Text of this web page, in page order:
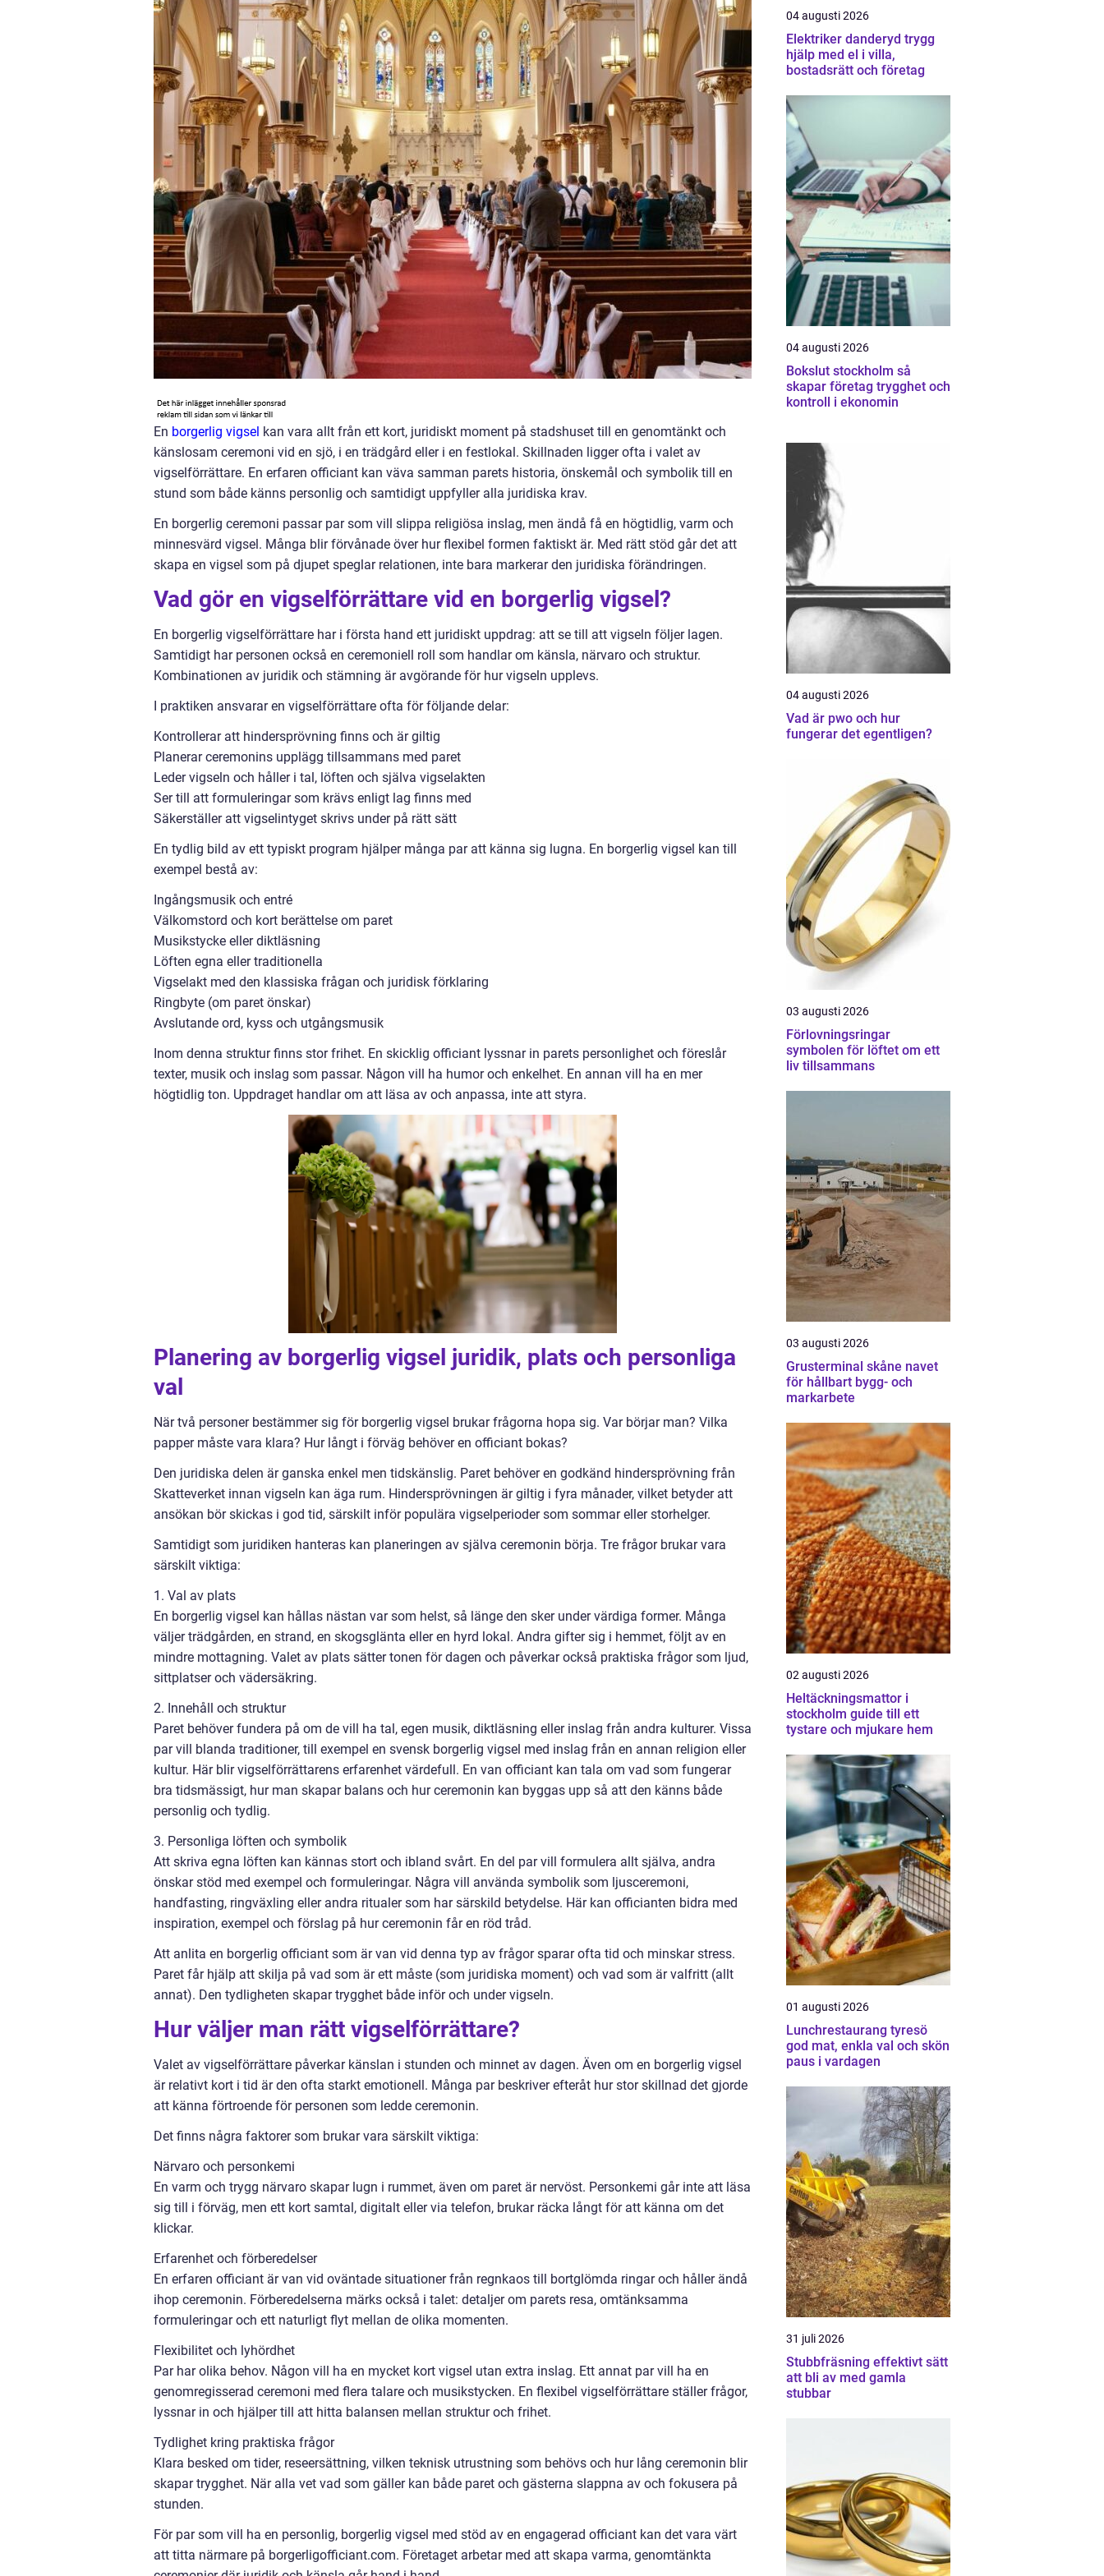
En borgerlig vigsel kan vara allt från ett kort, juridiskt moment på stadshuset till en genomtänkt och
känslosam ceremoni vid en sjö, i en trädgård eller i en festlokal. Skillnaden ligger ofta i valet av
vigselförrättare. En erfaren officiant kan väva samman parets historia, önskemål och symbolik till en
stund som både känns personlig och samtidigt uppfyller alla juridiska krav.
En borgerlig ceremoni passar par som vill slippa religiösa inslag, men ändå få en högtidlig, varm och
minnesvärd vigsel. Många blir förvånade över hur flexibel formen faktiskt är. Med rätt stöd går det att
skapa en vigsel som på djupet speglar relationen, inte bara markerar den juridiska förändringen.
Vad gör en vigselförrättare vid en borgerlig vigsel?
En borgerlig vigselförrättare har i första hand ett juridiskt uppdrag: att se till att vigseln följer lagen.
Samtidigt har personen också en ceremoniell roll som handlar om känsla, närvaro och struktur.
Kombinationen av juridik och stämning är avgörande för hur vigseln upplevs.
I praktiken ansvarar en vigselförrättare ofta för följande delar:
Kontrollerar att hindersprövning finns och är giltig
Planerar ceremonins upplägg tillsammans med paret
Leder vigseln och håller i tal, löften och själva vigselakten
Ser till att formuleringar som krävs enligt lag finns med
Säkerställer att vigselintyget skrivs under på rätt sätt
En tydlig bild av ett typiskt program hjälper många par att känna sig lugna. En borgerlig vigsel kan till
exempel bestå av:
Ingångsmusik och entré
Välkomstord och kort berättelse om paret
Musikstycke eller diktläsning
Löften egna eller traditionella
Vigselakt med den klassiska frågan och juridisk förklaring
Ringbyte (om paret önskar)
Avslutande ord, kyss och utgångsmusik
Inom denna struktur finns stor frihet. En skicklig officiant lyssnar in parets personlighet och föreslår
texter, musik och inslag som passar. Någon vill ha humor och enkelhet. En annan vill ha en mer
högtidlig ton. Uppdraget handlar om att läsa av och anpassa, inte att styra.
Planering av borgerlig vigsel juridik, plats och personliga
val
När två personer bestämmer sig för borgerlig vigsel brukar frågorna hopa sig. Var börjar man? Vilka
papper måste vara klara? Hur långt i förväg behöver en officiant bokas?
Den juridiska delen är ganska enkel men tidskänslig. Paret behöver en godkänd hindersprövning från
Skatteverket innan vigseln kan äga rum. Hindersprövningen är giltig i fyra månader, vilket betyder att
ansökan bör skickas i god tid, särskilt inför populära vigselperioder som sommar eller storhelger.
Samtidigt som juridiken hanteras kan planeringen av själva ceremonin börja. Tre frågor brukar vara
särskilt viktiga:
1. Val av plats
En borgerlig vigsel kan hållas nästan var som helst, så länge den sker under värdiga former. Många
väljer trädgården, en strand, en skogsglänta eller en hyrd lokal. Andra gifter sig i hemmet, följt av en
mindre mottagning. Valet av plats sätter tonen för dagen och påverkar också praktiska frågor som ljud,
sittplatser och vädersäkring.
2. Innehåll och struktur
Paret behöver fundera på om de vill ha tal, egen musik, diktläsning eller inslag från andra kulturer. Vissa
par vill blanda traditioner, till exempel en svensk borgerlig vigsel med inslag från en annan religion eller
kultur. Här blir vigselförrättarens erfarenhet värdefull. En van officiant kan tala om vad som fungerar
bra tidsmässigt, hur man skapar balans och hur ceremonin kan byggas upp så att den känns både
personlig och tydlig.
3. Personliga löften och symbolik
Att skriva egna löften kan kännas stort och ibland svårt. En del par vill formulera allt själva, andra
önskar stöd med exempel och formuleringar. Några vill använda symbolik som ljusceremoni,
handfasting, ringväxling eller andra ritualer som har särskild betydelse. Här kan officianten bidra med
inspiration, exempel och förslag på hur ceremonin får en röd tråd.
Att anlita en borgerlig officiant som är van vid denna typ av frågor sparar ofta tid och minskar stress.
Paret får hjälp att skilja på vad som är ett måste (som juridiska moment) och vad som är valfritt (allt
annat). Den tydligheten skapar trygghet både inför och under vigseln.
Hur väljer man rätt vigselförrättare?
Valet av vigselförrättare påverkar känslan i stunden och minnet av dagen. Även om en borgerlig vigsel
är relativt kort i tid är den ofta starkt emotionell. Många par beskriver efteråt hur stor skillnad det gjorde
att känna förtroende för personen som ledde ceremonin.
Det finns några faktorer som brukar vara särskilt viktiga:
Närvaro och personkemi
En varm och trygg närvaro skapar lugn i rummet, även om paret är nervöst. Personkemi går inte att läsa
sig till i förväg, men ett kort samtal, digitalt eller via telefon, brukar räcka långt för att känna om det
klickar.
Erfarenhet och förberedelser
En erfaren officiant är van vid oväntade situationer från regnkaos till bortglömda ringar och håller ändå
ihop ceremonin. Förberedelserna märks också i talet: detaljer om parets resa, omtänksamma
formuleringar och ett naturligt flyt mellan de olika momenten.
Flexibilitet och lyhördhet
Par har olika behov. Någon vill ha en mycket kort vigsel utan extra inslag. Ett annat par vill ha en
genomregisserad ceremoni med flera talare och musikstycken. En flexibel vigselförrättare ställer frågor,
lyssnar in och hjälper till att hitta balansen mellan struktur och frihet.
Tydlighet kring praktiska frågor
Klara besked om tider, reseersättning, vilken teknisk utrustning som behövs och hur lång ceremonin blir
skapar trygghet. När alla vet vad som gäller kan både paret och gästerna slappna av och fokusera på
stunden.
För par som vill ha en personlig, borgerlig vigsel med stöd av en engagerad officiant kan det vara värt
att titta närmare på borgerligofficiant.com. Företaget arbetar med att skapa varma, genomtänkta
04 augusti 2026
Elektriker danderyd trygg
hjälp med el i villa,
bostadsrätt och företag
04 augusti 2026
Bokslut stockholm så
skapar företag trygghet och
kontroll i ekonomin
04 augusti 2026
Vad är pwo och hur
fungerar det egentligen?
03 augusti 2026
Förlovningsringar
symbolen för löftet om ett
liv tillsammans
03 augusti 2026
Grusterminal skåne navet
för hållbart bygg- och
markarbete
02 augusti 2026
Heltäckningsmattor i
stockholm guide till ett
tystare och mjukare hem
01 augusti 2026
Lunchrestaurang tyresö
god mat, enkla val och skön
paus i vardagen
31 juli 2026
Stubbfräsning effektivt sätt
att bli av med gamla
stubbar